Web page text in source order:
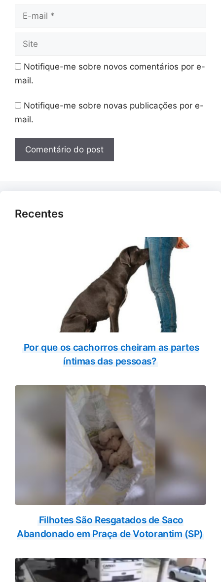
Site
Notifique-me sobre novos comentários por e-
mail.
Notifique-me sobre novas publicações por e-
mail.
Recentes
Por que os cachorros cheiram as partes
íntimas das pessoas?
Filhotes São Resgatados de Saco
Abandonado em Praça de Votorantim (SP)